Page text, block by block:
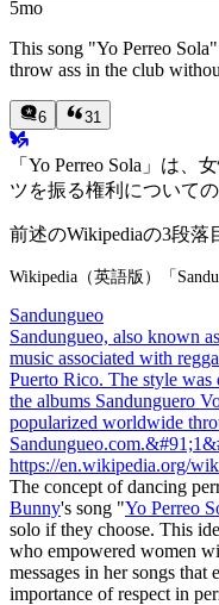
5mo
This song "Yo Perreo
throw ass in the club
6 31
「Yo Perreo Sola」は
ツを振る権利について
前述のWikipediaの3段落
Wikipedia（英語版）「
Sandungueo
Sandungueo, also known
music associated with
Puerto Rico. The style was
the albums Sandunguero
popularized worldwide
https://en.wikipedia.org/
The concept of dancing
Bunny's song "Yo Perreo
solo if they choose. This
who empowered women
messages in her songs that
importance of respect in